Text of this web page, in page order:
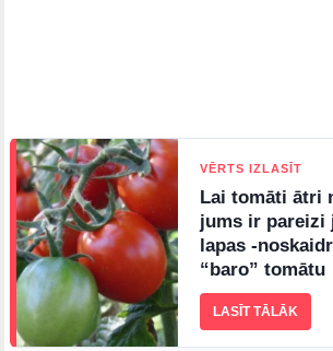
VĒRTS IZLASĪT
Lai tomāti ātri
jums ir pareizi
lapas -
“baro” tomātu
LASĪT TĀLĀK